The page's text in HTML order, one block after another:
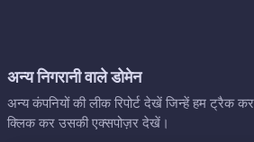
अन्य निगरानी वाले डोमेन
अन्य कंपनियों की लीक रिपोर्ट देखें जिन्हें हम ट्रैक
क्लिक कर उसकी एक्सपोज़र देखें।